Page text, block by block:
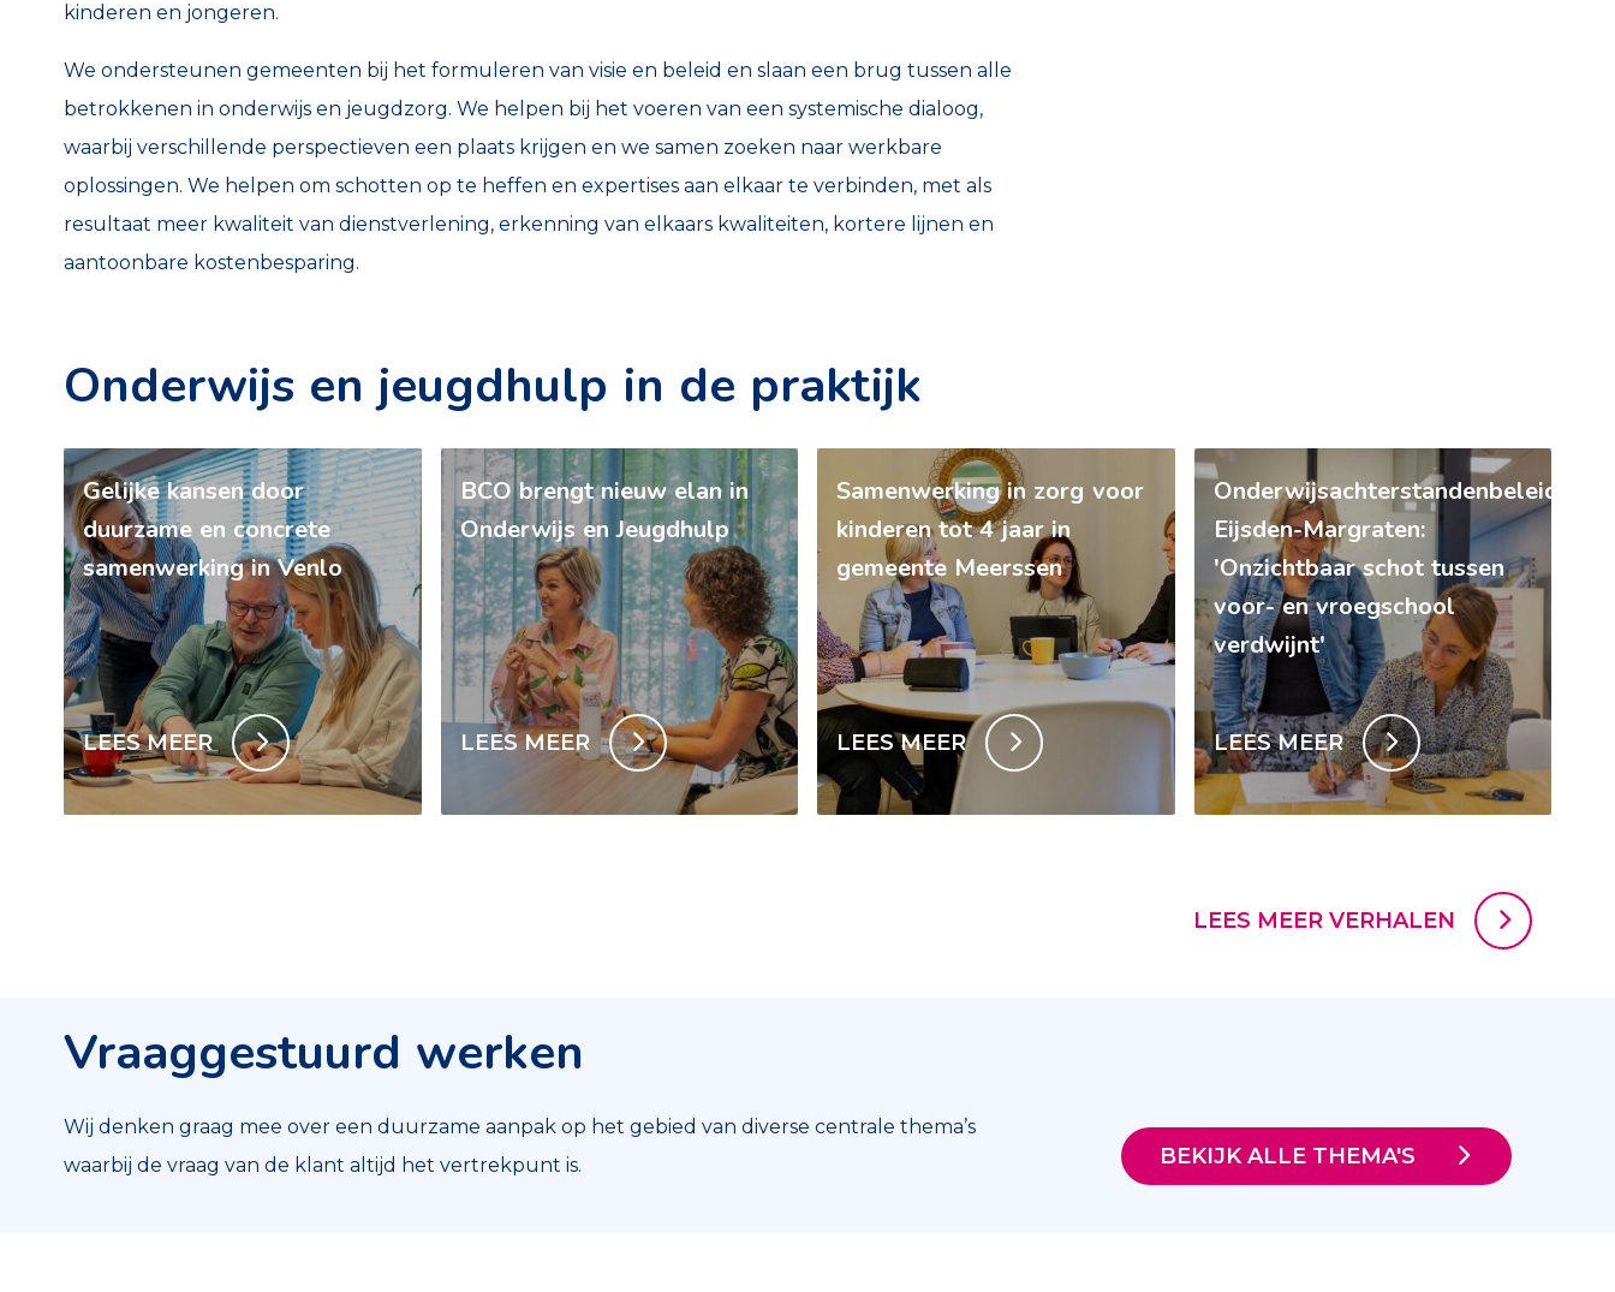
kinderen en jongeren.
We ondersteunen gemeenten bij het formuleren van visie en beleid en slaan een brug tussen alle
betrokkenen in onderwijs en jeugdzorg. We helpen bij het voeren van een systemische dialoog,
waarbij verschillende perspectieven een plaats krijgen en we samen zoeken naar werkbare
oplossingen. We helpen om schotten op te heffen en expertises aan elkaar te verbinden, met als
resultaat meer kwaliteit van dienstverlening, erkenning van elkaars kwaliteiten, kortere lijnen en
aantoonbare kostenbesparing.
Onderwijs en jeugdhulp in de praktijk
Gelijke kansen door
duurzame en concrete
samenwerking in Venlo
LEES MEER
BCO brengt nieuw elan in
Onderwijs en Jeugdhulp
LEES MEER
Samenwerking in zorg voor
kinderen tot 4 jaar in
gemeente Meerssen
LEES MEER
Onderwijsachterstandenbeleid
Eijsden-Margraten:
'Onzichtbaar schot tussen
voor- en vroegschool
verdwijnt'
LEES MEER
LEES MEER VERHALEN
Vraaggestuurd werken
Wij denken graag mee over een duurzame aanpak op het gebied van diverse centrale thema’s
waarbij de vraag van de klant altijd het vertrekpunt is.
BEKIJK ALLE THEMA'S